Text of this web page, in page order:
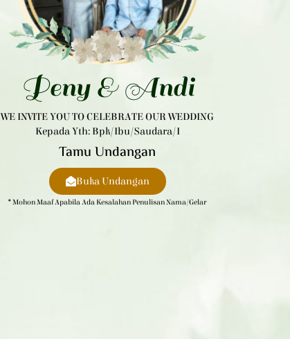
Peny & Andi​
WE INVITE YOU TO CELEBRATE OUR WEDDING
Kepada Yth: Bpk/Ibu/Saudara/i
Tamu Undangan
Buka Undangan
* Mohon Maaf Apabila Ada Kesalahan Penulisan Nama/gelar